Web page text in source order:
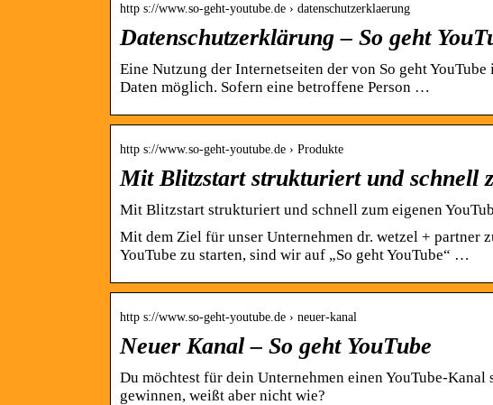
http s://www.so-geht-youtube.de › datenschutzerklaerung
Datenschutzerklärung – So geht
Eine Nutzung der Internetseiten der von So geht
Daten möglich. Sofern eine betroffene Person …
http s://www.so-geht-youtube.de › Produkte
Mit Blitzstart strukturiert und schnell
Mit Blitzstart strukturiert und schnell zum eigenen
Mit dem Ziel für unser Unternehmen dr. wetzel + partner
YouTube zu starten, sind wir auf „So geht YouTube“ …
http s://www.so-geht-youtube.de › neuer-kanal
Neuer Kanal – So geht YouTube
Du möchtest für dein Unternehmen einen YouTube-
gewinnen, weißt aber nicht wie?